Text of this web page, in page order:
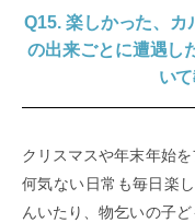
Q15. 楽しかった、
の出来ごとに遭遇し
い
クリスマスや年末年始
何気ない日常も毎日楽
んいたり、物乞いの子